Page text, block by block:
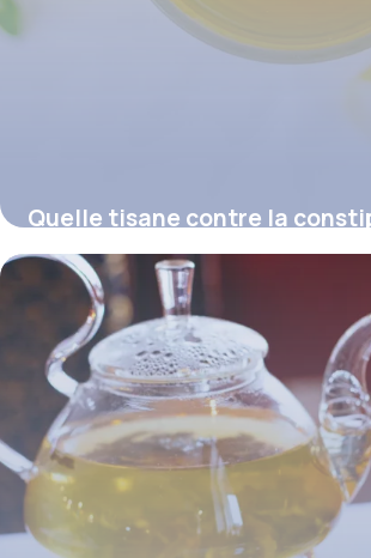
Quelle tisane contre la
16 juillet 2026